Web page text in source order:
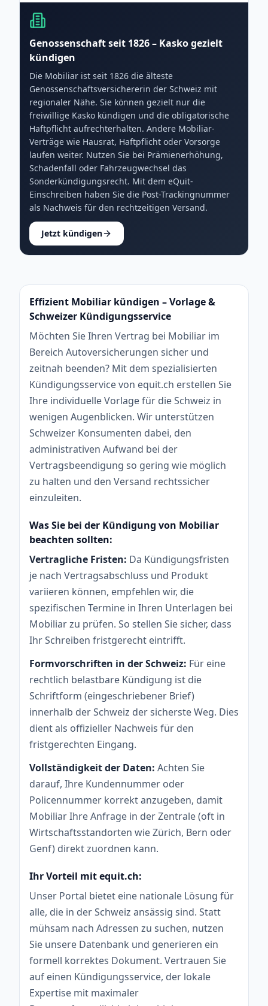
Genossenschaft seit 1826 – Kasko gezielt
kündigen
Die Mobiliar ist seit 1826 die älteste
Genossenschaftsversichererin der Schweiz mit
regionaler Nähe. Sie können gezielt nur die
freiwillige Kasko kündigen und die obligatorische
Haftpflicht aufrechterhalten. Andere Mobiliar-
Verträge wie Hausrat, Haftpflicht oder Vorsorge
laufen weiter. Nutzen Sie bei Prämienerhöhung,
Schadenfall oder Fahrzeugwechsel das
Sonderkündigungsrecht. Mit dem eQuit-
Einschreiben haben Sie die Post-Trackingnummer
als Nachweis für den rechtzeitigen Versand.
Jetzt kündigen
Effizient Mobiliar kündigen – Vorlage &
Schweizer Kündigungsservice
Möchten Sie Ihren Vertrag bei Mobiliar im
Bereich Autoversicherungen sicher und
zeitnah beenden? Mit dem spezialisierten
Kündigungsservice von equit.ch erstellen Sie
Ihre individuelle Vorlage für die Schweiz in
wenigen Augenblicken. Wir unterstützen
Schweizer Konsumenten dabei, den
administrativen Aufwand bei der
Vertragsbeendigung so gering wie möglich
zu halten und den Versand rechtssicher
einzuleiten.
Was Sie bei der Kündigung von Mobiliar
beachten sollten:
Vertragliche Fristen: Da Kündigungsfristen
je nach Vertragsabschluss und Produkt
variieren können, empfehlen wir, die
spezifischen Termine in Ihren Unterlagen bei
Mobiliar zu prüfen. So stellen Sie sicher, dass
Ihr Schreiben fristgerecht eintrifft.
Formvorschriften in der Schweiz: Für eine
rechtlich belastbare Kündigung ist die
Schriftform (eingeschriebener Brief)
innerhalb der Schweiz der sicherste Weg. Dies
dient als offizieller Nachweis für den
fristgerechten Eingang.
Vollständigkeit der Daten: Achten Sie
darauf, Ihre Kundennummer oder
Policennummer korrekt anzugeben, damit
Mobiliar Ihre Anfrage in der Zentrale (oft in
Wirtschaftsstandorten wie Zürich, Bern oder
Genf) direkt zuordnen kann.
Ihr Vorteil mit equit.ch:
Unser Portal bietet eine nationale Lösung für
alle, die in der Schweiz ansässig sind. Statt
mühsam nach Adressen zu suchen, nutzen
Sie unsere Datenbank und generieren ein
formell korrektes Dokument. Vertrauen Sie
auf einen Kündigungsservice, der lokale
Expertise mit maximaler